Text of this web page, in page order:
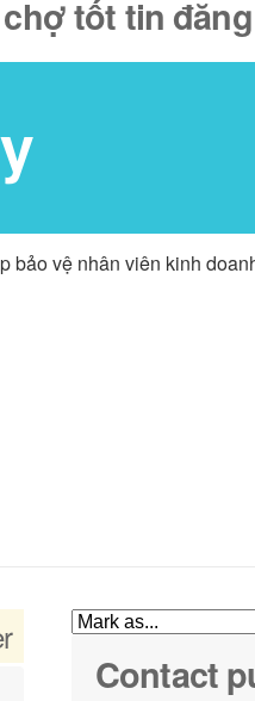
tốt tin
vệ nhân viên kinh
Contact